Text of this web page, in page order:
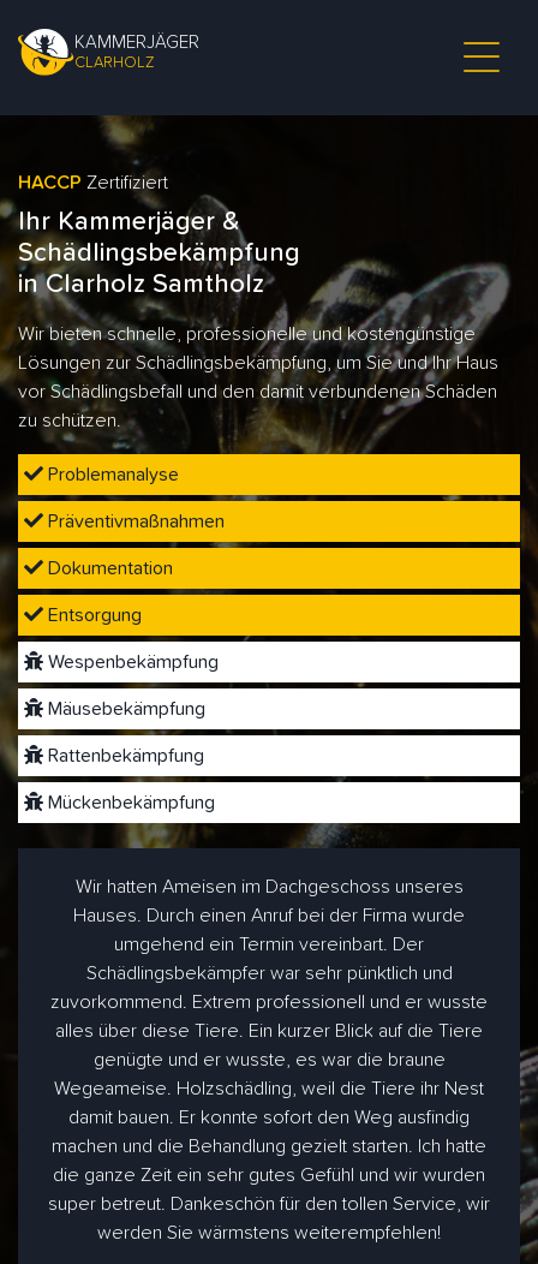
KAMMERJÄGER
CLARHOLZ
HACCP Zertifiziert
Ihr Kammerjäger &
Schädlingsbekämpfung
in Clarholz Samtholz
Wir bieten schnelle, professionelle und kostengünstige
Lösungen zur Schädlingsbekämpfung, um Sie und Ihr Haus
vor Schädlingsbefall und den damit verbundenen Schäden
zu schützen.
Problemanalyse
Präventivmaßnahmen
Dokumentation
Entsorgung
Wespenbekämpfung
Mäusebekämpfung
Rattenbekämpfung
Mückenbekämpfung
Wir hatten Ameisen im Dachgeschoss unseres
Hauses. Durch einen Anruf bei der Firma wurde
umgehend ein Termin vereinbart. Der
Schädlingsbekämpfer war sehr pünktlich und
zuvorkommend. Extrem professionell und er wusste
alles über diese Tiere. Ein kurzer Blick auf die Tiere
genügte und er wusste, es war die braune
Wegeameise. Holzschädling, weil die Tiere ihr Nest
damit bauen. Er konnte sofort den Weg ausfindig
machen und die Behandlung gezielt starten. Ich hatte
die ganze Zeit ein sehr gutes Gefühl und wir wurden
super betreut. Dankeschön für den tollen Service, wir
werden Sie wärmstens weiterempfehlen!